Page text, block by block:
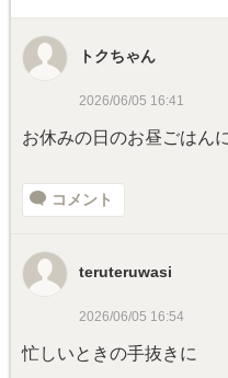
トクちゃん
2026/06/05 16:41
お休みの日のお昼ごはん
コメント
teruteruwasi
2026/06/05 16:54
忙しいときの手抜きに